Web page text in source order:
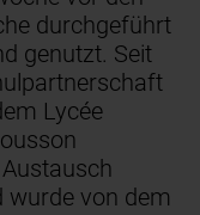
durchgeführt
genutzt. Seit
Lycée
von dem